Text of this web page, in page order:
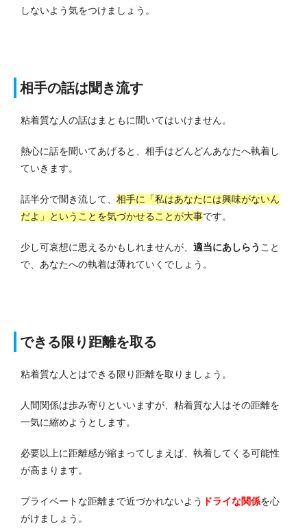
しないよう気をつけましょう。
相手の話は聞き流す
粘着質な人の話はまともに聞いてはいけません。
熱心に話を聞いてあげると、相手はどんどんあなたへ執着し
ていきます。
話半分で聞き流して、 相手に「私はあなたには興味がないん
だよ」ということを気づかせることが大事です。
少し可哀想に思えるかもしれませんが、 適当にあしらう こと
で、あなたへの執着は薄れていくでしょう。
できる限り距離を取る
粘着質な人とはできる限り距離を取りましょう。
人間関係は歩み寄りといいますが、粘着質な人はその距離を
一気に縮めようとします。
必要以上に距離感が縮まってしまえば、執着してくる可能性
が高まります。
プライベートな距離まで近づかれないよう ドライな関係を心
がけましょう。